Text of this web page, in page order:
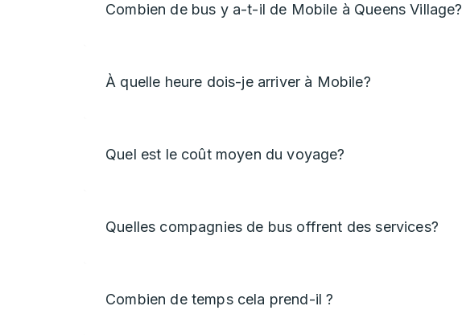
Combien de bus y a-t-il de Mobile à Queens Village?
À quelle heure dois-je arriver à Mobile?
Quel est le coût moyen du voyage?
Quelles compagnies de bus offrent des services?
Combien de temps cela prend-il ?